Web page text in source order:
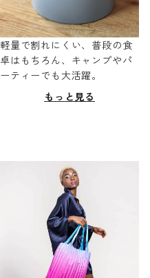
軽量で割れにくい、普段の食
卓はもちろん、キャンプやパ
ーティーでも大活躍。
もっと見る